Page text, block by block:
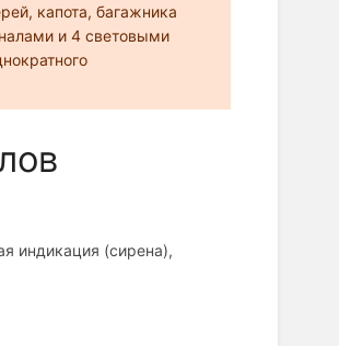
капота, багажника
и 4 световыми
индикация (сирена),